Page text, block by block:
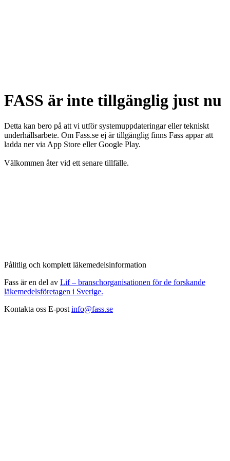
FASS är inte tillgänglig just nu
Detta kan bero på att vi utför systemuppdateringar eller tekniskt
underhållsarbete. Om Fass.se ej är tillgänglig finns Fass appar att
ladda ner via App Store eller Google Play.
Välkommen åter vid ett senare tillfälle.
Pålitlig och komplett läkemedelsinformation
Fass är en del av Lif – branschorganisationen för de forskande
läkemedelsföretagen i Sverige.
Kontakta oss E-post info@fass.se